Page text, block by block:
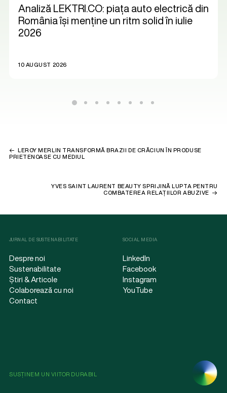
Analiză LEKTRI.CO: piața auto electrică din
România își menține un ritm solid în iulie
2026
10 AUGUST 2026
LEROY MERLIN TRANSFORMĂ BRAZII DE CRĂCIUN ÎN PRODUSE
PRIETENOASE CU MEDIUL
YVES SAINT LAURENT BEAUTY SPRIJINĂ LUPTA PENTRU
COMBATEREA RELAȚIILOR ABUZIVE
JURNAL DE SUSTENABILITATE
Despre noi
Sustenabilitate
Știri & Articole
Colaborează cu noi
Contact
SOCIAL MEDIA
LinkedIn
Facebook
Instagram
YouTube
SUSȚINEM UN VIITOR DURABIL